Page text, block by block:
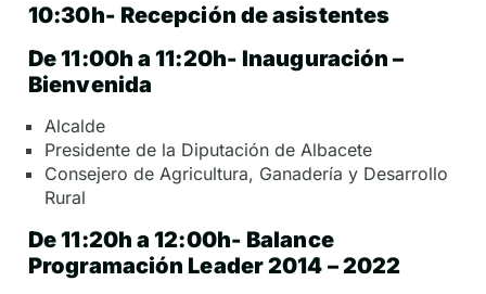
10:30h- Recepción de asistentes
De 11:00h a 11:20h- Inauguración –
Bienvenida
Alcalde
Presidente de la Diputación de Albacete
Consejero de Agricultura, Ganadería y Desarrollo
Rural
De 11:20h a 12:00h- Balance
Programación Leader 2014 – 2022